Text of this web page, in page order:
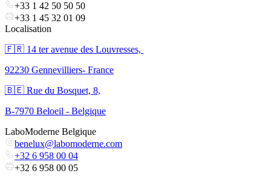
+33 1 42 50 50 50
+33 1 45 32 01 09
Localisation
🇫🇷 ​14 ter avenue des Louvresses,
92230 Gennevilliers- France
🇧🇪 Rue du Bosquet, 8,
B-7970 Beloeil - Belgique
LaboModerne Belgique
benelux@labomoderne.com
+32 6 958 00 04
+32 6 958 00 05